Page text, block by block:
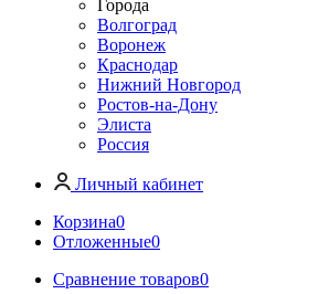
Города
Волгоград
Воронеж
Краснодар
Нижний Новгород
Ростов-на-Дону
Элиста
Россия
Личный кабинет
Корзина0
Отложенные0
Сравнение товаров0